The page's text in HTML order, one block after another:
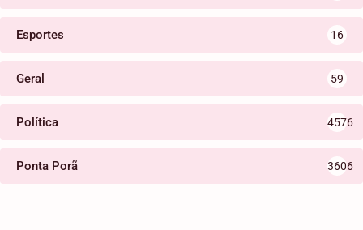
Esportes 16
Geral 59
Política 4576
Ponta Porã 3606